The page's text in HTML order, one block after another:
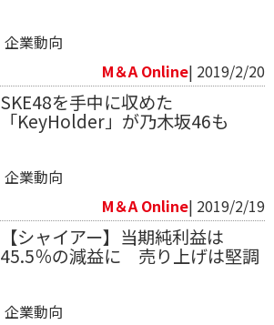
企業動向
M＆A Online| 2019/2/20
SKE48を手中に収めた
「KeyHolder」が乃木坂46も
企業動向
M＆A Online| 2019/2/19
【シャイアー】当期純利益は
45.5％の減益に 売り上げは堅調
企業動向